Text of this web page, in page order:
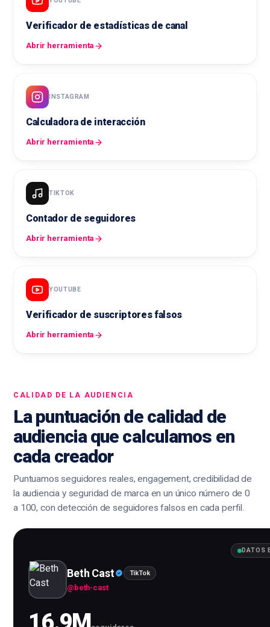
Verificador de estadísticas de canal
Abrir herramienta
INSTAGRAM
Calculadora de interacción
Abrir herramienta
TIKTOK
Contador de seguidores
Abrir herramienta
YOUTUBE
Verificador de suscriptores falsos
Abrir herramienta
CALIDAD DE LA AUDIENCIA
La puntuación de calidad de
audiencia que calculamos en
cada creador
Puntuamos seguidores reales, engagement, credibilidad de
la audiencia y seguridad de marca en un único número de 0
a 100, con detección de seguidores falsos en cada perfil.
DATOS
Beth Cast TikTok
@ beth-cast